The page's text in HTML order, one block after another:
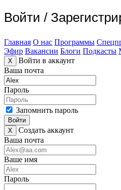
Войти /
Главная О нас Программы
Эфир Вакансии Блоги Подкасты
X
Войти в аккаунт
Ваша почта
Пароль
Запомнить пароль
Войти
X
Создать аккаунт
Ваша почта
Ваше имя
Пароль